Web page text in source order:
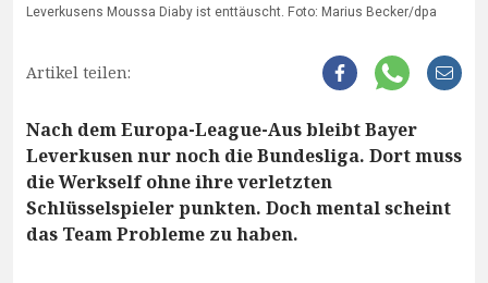
Leverkusens Moussa Diaby ist enttäuscht. Foto: Marius Becker/dpa
Artikel teilen:
Nach dem Europa-League-Aus bleibt Bayer
Leverkusen nur noch die Bundesliga. Dort muss
die Werkself ohne ihre verletzten
Schlüsselspieler punkten. Doch mental scheint
das Team Probleme zu haben.